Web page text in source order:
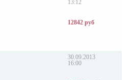
13:12
12842 руб
30.09.2013
16:00